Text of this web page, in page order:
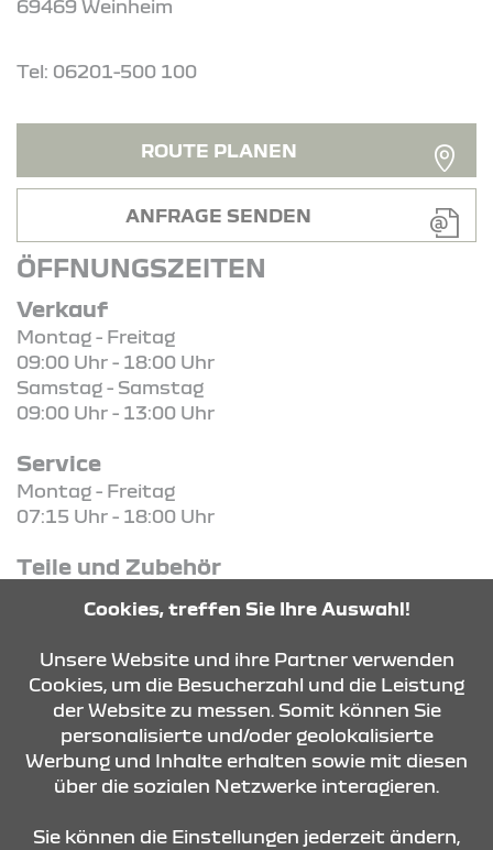
69469 Weinheim
Tel: 06201-500 100
ROUTE PLANEN
ANFRAGE SENDEN
ÖFFNUNGSZEITEN
Verkauf
Montag - Freitag
09:00 Uhr - 18:00 Uhr
Samstag - Samstag
09:00 Uhr - 13:00 Uhr
Service
Montag - Freitag
07:15 Uhr - 18:00 Uhr
Teile und Zubehör
07:30 Uhr - 17:00 Uhr
KONTAKT & ANFAHRT
Cookies, treffen Sie Ihre Auswahl!
Unsere Website und ihre Partner verwenden
Cookies, um die Besucherzahl und die Leistung
der Website zu messen. Somit können Sie
personalisierte und/oder geolokalisierte
Werbung und Inhalte erhalten sowie mit diesen
über die sozialen Netzwerke interagieren.
Sie können die Einstellungen jederzeit ändern,